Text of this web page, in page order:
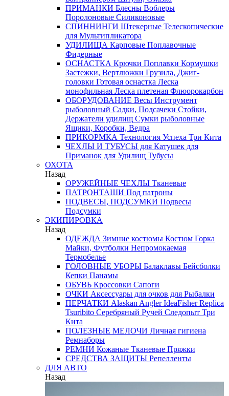
ПРИМАНКИ Блесны Воблеры
Поролоновые Силиконовые
СПИННИНГИ Штекерные Телескопические
для Мультипликатора
УДИЛИЩА Карповые Поплавочные
Фидерные
ОСНАСТКА Крючки Поплавки Кормушки
Застежки, Вертлюжки Грузила, Джиг-
головки Готовая оснастка Леска
монофильная Леска плетеная Флюорокарбон
ОБОРУДОВАНИЕ Весы Инструмент
рыболовный Садки, Подсачеки Стойки,
Держатели удилищ Сумки рыболовные
Ящики, Коробки, Ведра
ПРИКОРМКА Технология Успеха Три Кита
ЧЕХЛЫ И ТУБУСЫ для Катушек для
Приманок для Удилищ Тубусы
ОХОТА
Назад
ОРУЖЕЙНЫЕ ЧЕХЛЫ Тканевые
ПАТРОНТАШИ Под патроны
ПОДВЕСЫ, ПОДСУМКИ Подвесы
Подсумки
ЭКИПИРОВКА
Назад
ОДЕЖДА Зимние костюмы Костюм Горка
Майки, Футболки Непромокаемая
Термобелье
ГОЛОВНЫЕ УБОРЫ Балаклавы Бейсболки
Кепки Панамы
ОБУВЬ Кроссовки Сапоги
ОЧКИ Аксессуары для очков для Рыбалки
ПЕРЧАТКИ Alaskan AnglerIdeaFisherReplica
Tsuribito Серебряный Ручей Следопыт Три
Кита
ПОЛЕЗНЫЕ МЕЛОЧИ Личная гигиена
Ремнаборы
РЕМНИ Кожаные Тканевые Пряжки
СРЕДСТВА ЗАЩИТЫ Репелленты
ДЛЯ АВТО
Назад